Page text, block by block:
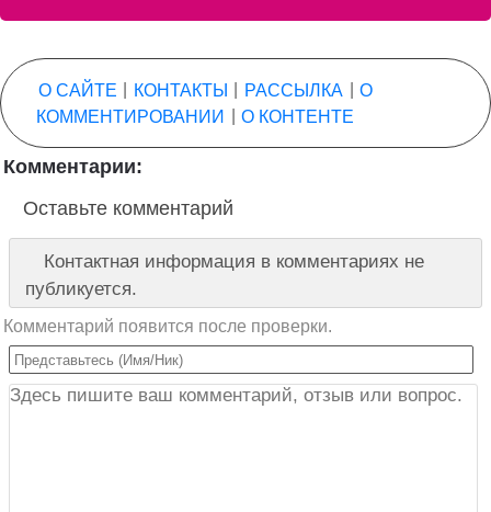
О САЙТЕ КОНТАКТЫ РАССЫЛКА
О
КОММЕНТИРОВАНИИ
О КОНТЕНТЕ
Комментарии:
Оставьте комментарий
Контактная информация в комментариях не
публикуется.
Комментарий появится после проверки.